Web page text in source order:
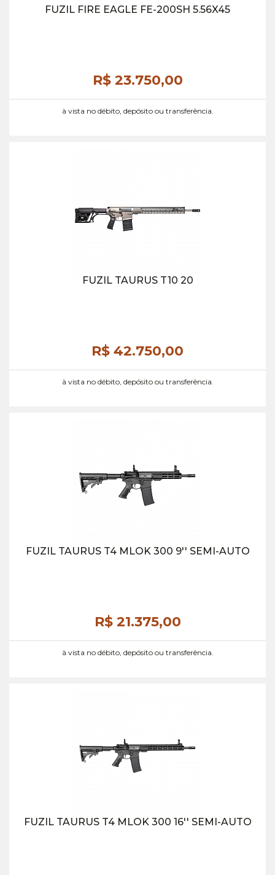
FUZIL FIRE EAGLE FE-200SH 5.56X45
R$ 23.750,00
à vista no débito, depósito ou transferência.
FUZIL TAURUS T10 20
R$ 42.750,00
à vista no débito, depósito ou transferência.
FUZIL TAURUS T4 MLOK 300 9'' SEMI-AUTO
R$ 21.375,00
à vista no débito, depósito ou transferência.
FUZIL TAURUS T4 MLOK 300 16'' SEMI-AUTO